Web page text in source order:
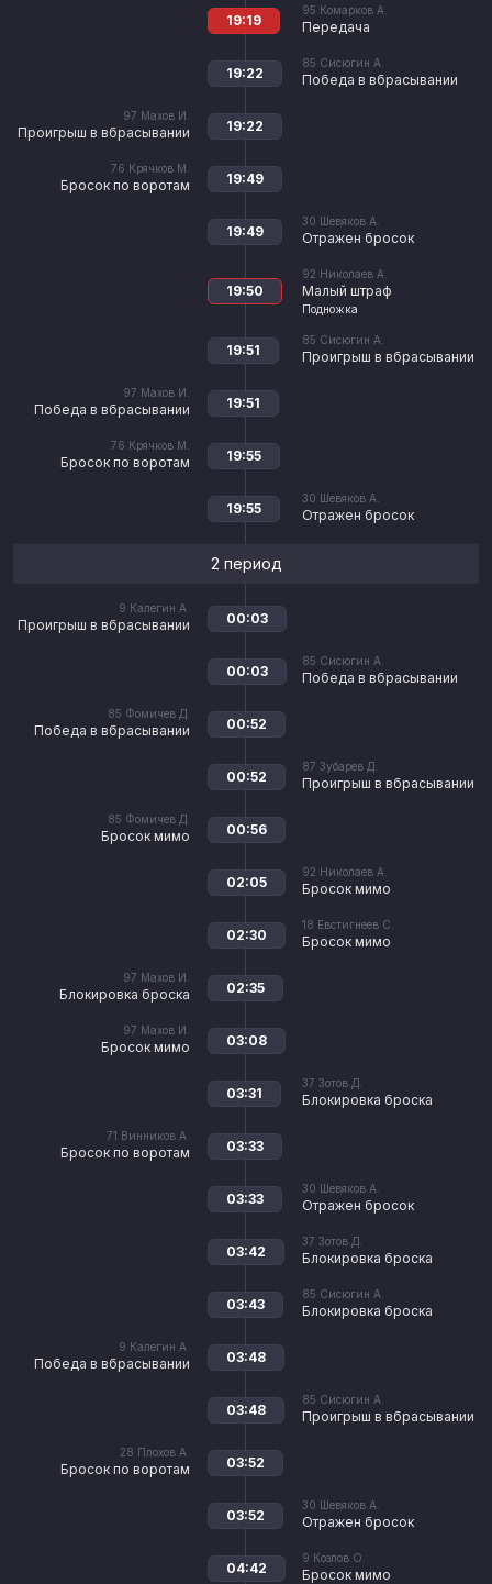
95 Комарков А.
Передача
19:19
85 Сисюгин А.
Победа в вбрасывании
19:22
97 Махов И.
Проигрыш в вбрасывании 19:22
76 Крячков М.
Бросок по воротам 19:49
30 Шевяков А.
Отражен бросок
19:49
92 Николаев А.
Малый штраф
Подножка
19:50
85 Сисюгин А.
Проигрыш в вбрасывании
19:51
97 Махов И.
Победа в вбрасывании 19:51
76 Крячков М.
Бросок по воротам 19:55
30 Шевяков А.
Отражен бросок
19:55
2 период
9 Калегин А.
Проигрыш в вбрасывании 00:03
85 Сисюгин А.
Победа в вбрасывании
00:03
85 Фомичев Д.
Победа в вбрасывании 00:52
87 Зубарев Д.
Проигрыш в вбрасывании
00:52
85 Фомичев Д.
Бросок мимо 00:56
92 Николаев А.
Бросок мимо
02:05
18 Евстигнеев С.
Бросок мимо
02:30
97 Махов И.
Блокировка броска 02:35
97 Махов И.
Бросок мимо 03:08
37 Зотов Д.
Блокировка броска
03:31
71 Винников А.
Бросок по воротам 03:33
30 Шевяков А.
Отражен бросок
03:33
37 Зотов Д.
Блокировка броска
03:42
85 Сисюгин А.
Блокировка броска
03:43
9 Калегин А.
Победа в вбрасывании 03:48
85 Сисюгин А.
Проигрыш в вбрасывании
03:48
28 Плохов А.
Бросок по воротам 03:52
30 Шевяков А.
Отражен бросок
03:52
9 Козлов О.
Бросок мимо
04:42